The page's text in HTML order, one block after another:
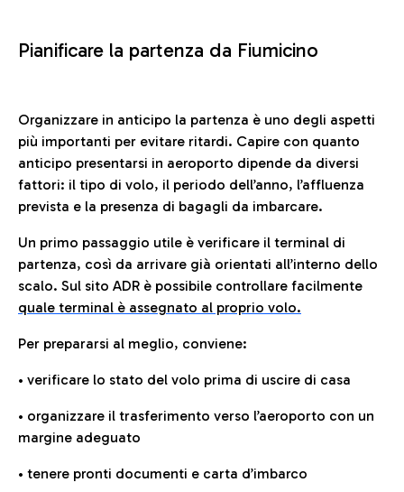
Pianificare la partenza da Fiumicino
Organizzare in anticipo la partenza è uno degli aspetti
più importanti per evitare ritardi. Capire con quanto
anticipo presentarsi in aeroporto dipende da diversi
fattori: il tipo di volo, il periodo dell’anno, l’affluenza
prevista e la presenza di bagagli da imbarcare.
Un primo passaggio utile è verificare il terminal di
partenza, così da arrivare già orientati all’interno dello
scalo. Sul sito ADR è possibile controllare facilmente
quale terminal è assegnato al proprio volo.
Per prepararsi al meglio, conviene:
• verificare lo stato del volo prima di uscire di casa
• organizzare il trasferimento verso l’aeroporto con un
margine adeguato
• tenere pronti documenti e carta d’imbarco